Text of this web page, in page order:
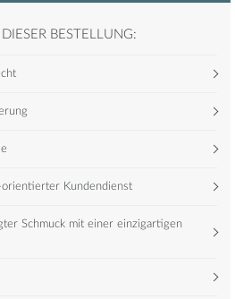
BESTELLUNG:
Kundendienst
Schmuck mit einer einzigartigen